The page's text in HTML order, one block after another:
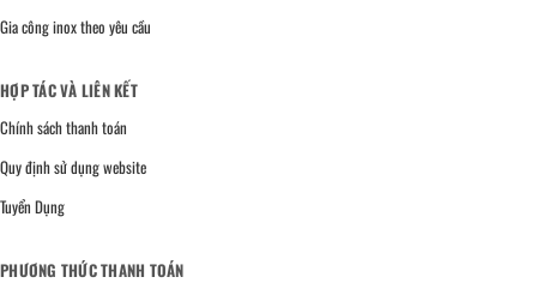
Gia công inox theo yêu cầu
HỢP TÁC VÀ LIÊN KẾT
Chính sách thanh toán
Quy định sử dụng website
Tuyển Dụng
PHƯƠNG THỨC THANH TOÁN